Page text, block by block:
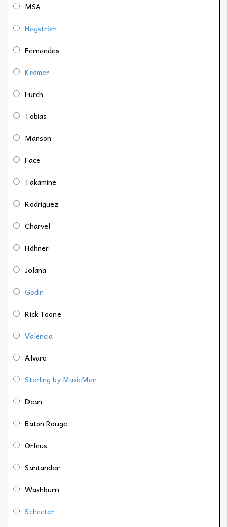
MSA
Hagström
Fernandes
Kramer
Furch
Tobias
Manson
Face
Takamine
Rodriguez
Charvel
Höhner
Jolana
Godin
Rick Toone
Valencia
Alvaro
Sterling by MusicMan
Dean
Baton Rouge
Orfeus
Santander
Washburn
Schecter